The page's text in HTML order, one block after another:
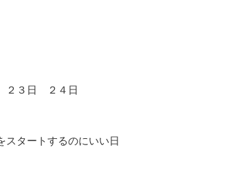
３日 ２４日
タートするのにいい日